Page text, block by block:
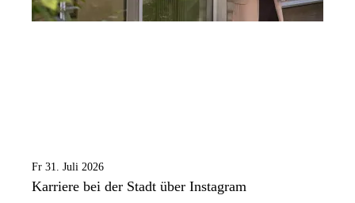
Fr 31. Juli 2026
Karriere bei der Stadt über Instagram